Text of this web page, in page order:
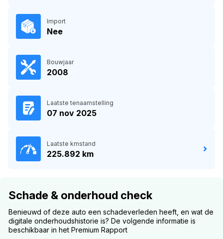
Import
Nee
Bouwjaar
2008
Laatste tenaamstelling
07 nov 2025
Laatste kmstand
225.892 km
Schade & onderhoud check
Benieuwd of deze auto een schadeverleden heeft, en wat de
digitale onderhoudshistorie is? De volgende informatie is
beschikbaar in het Premium Rapport